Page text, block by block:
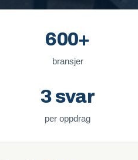
600+
bransjer
3 svar
per oppdrag